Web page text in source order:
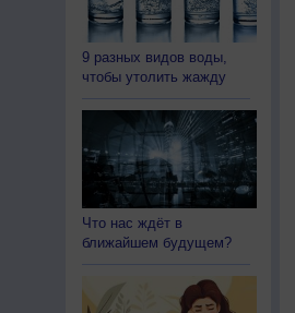
9 разных видов воды,
чтобы утолить жажду
Что нас ждёт в
ближайшем будущем?